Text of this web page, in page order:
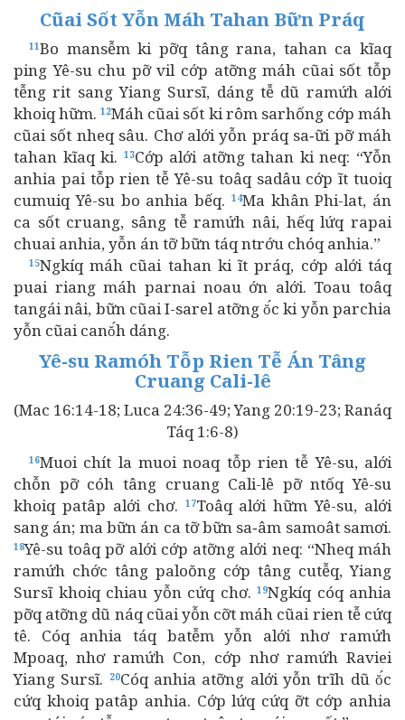
Cũai Sốt Yỗn Máh Tahan Bữn Práq
11Bo mansễm ki pỡq tâng rana, tahan ca kĩaq
ping Yê-su chu pỡ vil cớp atỡng máh cũai sốt tỗp
tễng rit sang Yiang Sursĩ, dáng tễ dũ ramứh alới
khoiq hữm.12Máh cũai sốt ki rôm sarhống cớp máh
cũai sốt nheq sâu. Chơ alới yỗn práq sa‑ữi pỡ máh
tahan kĩaq ki. 13Cớp alới atỡng tahan ki neq: “Yỗn
anhia pai tỗp rien tễ Yê-su toâq sadâu cớp ĩt tuoiq
cumuiq Yê-su bo anhia bếq. 14Ma khân Phi-lat, án
ca sốt cruang, sâng tễ ramứh nâi, hếq lứq rapai
chuai anhia, yỗn án tỡ bữn táq ntrớu chóq anhia.”
15Ngkíq máh cũai tahan ki ĩt práq, cớp alới táq
puai riang máh parnai noau ớn alới. Toau toâq
tangái nâi, bữn cũai I-sarel atỡng ŏ́c ki yỗn parchia
yỗn cũai canŏ́h dáng.
Yê-su Ramóh Tỗp Rien Tễ Án Tâng
Cruang Cali-lê
(Mac 16:14-18; Luca 24:36-49; Yang 20:19-23; Ranáq
Táq 1:6-8)
16Muoi chít la muoi noaq tỗp rien tễ Yê-su, alới
chỗn pỡ cóh tâng cruang Cali-lê pỡ ntốq Yê-su
khoiq patâp alới chơ.
17Toâq alới hữm Yê-su, alới
sang án; ma bữn án ca tỡ bữn sa‑âm samoât samơi.
18Yê-su toâq pỡ alới cớp atỡng alới neq: “Nheq máh
ramứh chớc tâng paloŏng cớp tâng cutễq, Yiang
Sursĩ khoiq chiau yỗn cứq chơ. 19Ngkíq cóq anhia
pỡq atỡng dũ náq cũai yỗn cỡt máh cũai rien tễ cứq
tê. Cóq anhia táq batễm yỗn alới nhơ ramứh
Mpoaq, nhơ ramứh Con, cớp nhơ ramứh Raviei
Yiang Sursĩ.
20Cóq anhia atỡng alới yỗn trĩh dũ ŏ́c
cứq khoiq patâp anhia. Cớp lứq cứq ỡt cớp anhia